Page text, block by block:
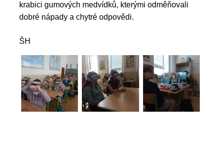
krabici gumových medvídků, kterými odměňovali
dobré nápady a chytré odpovědi.
ŠH